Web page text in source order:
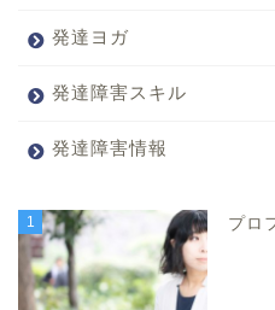
発達ヨガ
発達障害スキル
発達障害情報
1 プロ